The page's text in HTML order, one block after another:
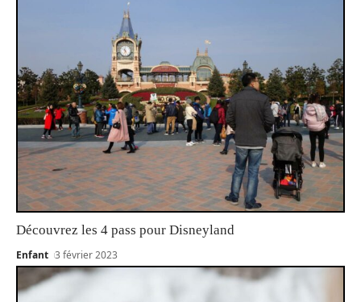
Découvrez les 4 pass pour Disneyland
Enfant 3 février 2023